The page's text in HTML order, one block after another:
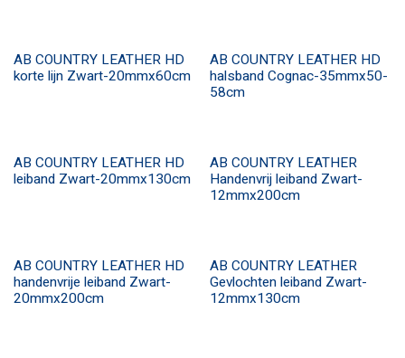
AB COUNTRY LEATHER HD
korte lijn Zwart-20mmx60cm
AB COUNTRY LEATHER HD
halsband Cognac-35mmx50-
58cm
AB COUNTRY LEATHER HD
leiband Zwart-20mmx130cm
AB COUNTRY LEATHER
Handenvrij leiband Zwart-
12mmx200cm
AB COUNTRY LEATHER HD
handenvrije leiband Zwart-
20mmx200cm
AB COUNTRY LEATHER
Gevlochten leiband Zwart-
12mmx130cm